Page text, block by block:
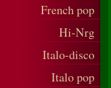
French pop
Hi-Nrg
Italo-disco
Italo pop